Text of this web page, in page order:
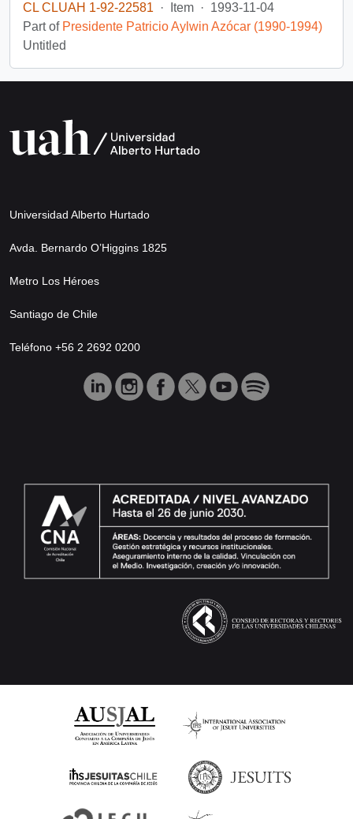
CL CLUAH 1-92-22581
· Item · 1993-11-04
Part of Presidente Patricio Aylwin Azócar (1990-1994)
Untitled
Universidad Alberto Hurtado
Avda. Bernardo O’Higgins 1825
Metro Los Héroes
Santiago de Chile
Teléfono +56 2 2692 0200